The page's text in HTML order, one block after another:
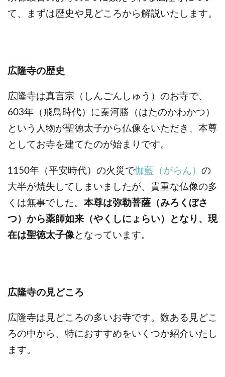
て、まずは歴史や見どころから解説いたします。
広隆寺の歴史
広隆寺は真言宗（しんごんしゅう）のお寺で、
603年（飛鳥時代）に秦河勝（はたのかわかつ）
という人物が聖徳太子から仏像をいただき、本尊
としてお寺を建てたのが始まりです。
1150年（平安時代）の火災で伽藍（がらん） の
大半が焼失してしまいましたが、貴重な仏像の多
くは無事でした。 本尊は弥勒菩薩（みろくぼさ
つ）から薬師如来（やくしにょらい）となり、現
在は聖徳太子像となっています。
広隆寺の見どころ
広隆寺は見どころの多いお寺です。数ある見どこ
ろの中から、特におすすめをいくつか紹介いたし
ます。